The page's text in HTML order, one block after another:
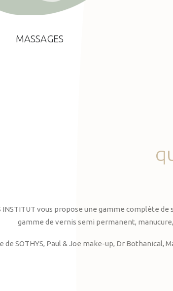
MASSAGES
INSTITUT vous propose une gamme complète
gamme de vernis semi permanent,
de SOTHYS, Paul & Joe make-up, Dr